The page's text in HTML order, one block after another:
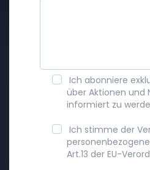
Ich abonniere
über Aktionen und
informiert zu
Ich stimme der
Art.13 der EU-